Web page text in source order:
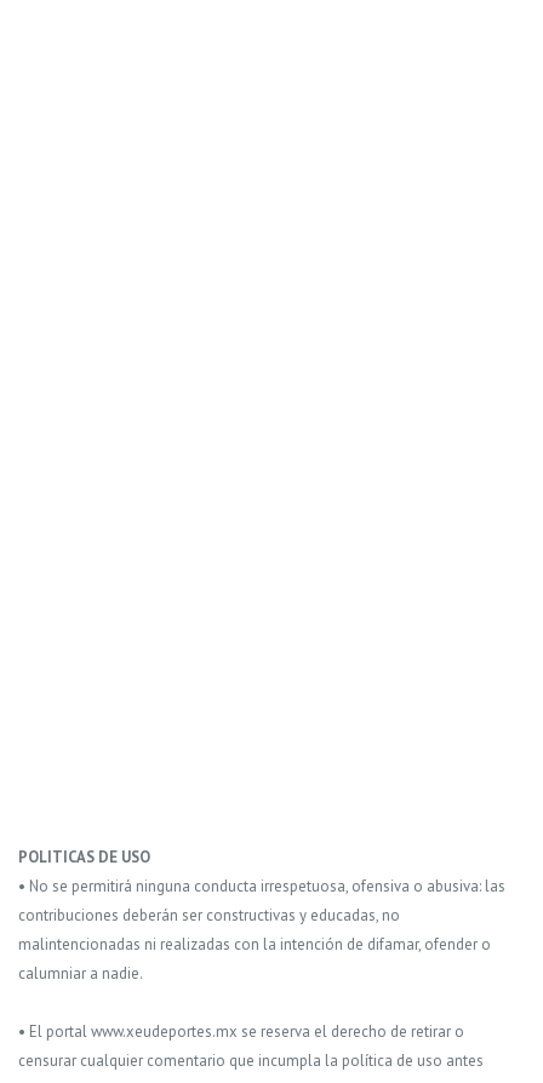
POLITICAS DE USO
• No se permitirá ninguna conducta irrespetuosa, ofensiva o abusiva: las
contribuciones deberán ser constructivas y educadas, no
malintencionadas ni realizadas con la intención de difamar, ofender o
calumniar a nadie.
• El portal www.xeudeportes.mx se reserva el derecho de retirar o
censurar cualquier comentario que incumpla la política de uso antes